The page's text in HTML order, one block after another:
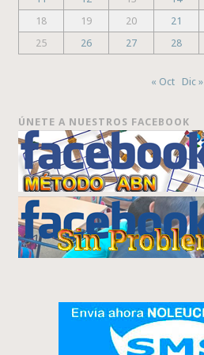
18
19 20 21
25
26 27 28
« Oct Dic »
ÚNETE A NUESTROS FACEBOOK